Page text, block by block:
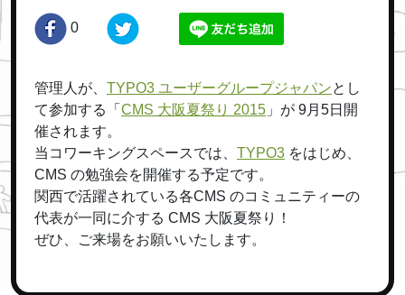
0
管理人が、 TYPO3 ユーザーグループジャパンとし
て参加する「 CMS 大阪夏祭り 2015 」が 9月5日開
催されます。
当コワーキングスペースでは、 TYPO3 をはじめ、
CMS の勉強会を開催する予定です。
関西で活躍されている各CMS のコミュニティーの
代表が一同に介する CMS 大阪夏祭り！
ぜひ、ご来場をお願いいたします。